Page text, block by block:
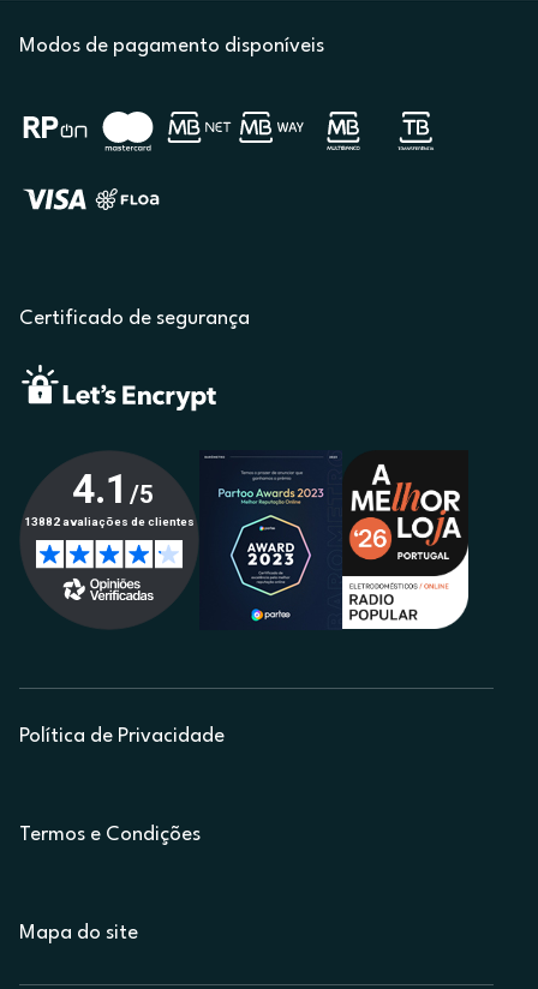
Modos de pagamento disponíveis
Certificado de segurança
Política de Privacidade
Termos e Condições
Mapa do site